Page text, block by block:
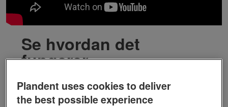
Se hvordan det
fungerer
Venus ONE Shade er en universell kompositt
for hverdags restaureringer. Den tilbyr en
Plandent uses cookies to deliver
the best possible experience